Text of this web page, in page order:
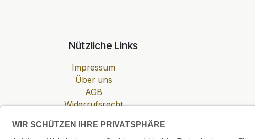
Nützliche Links
Impressum
Über uns
AGB
Widerrufsrecht
Zahlung & Versand